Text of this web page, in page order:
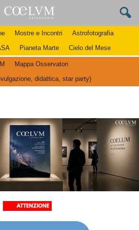
Mostre e Incontri
Astrofotografia
Pianeta Marte Cielo del Mese
Mappa Osservatori
didattica, star party)